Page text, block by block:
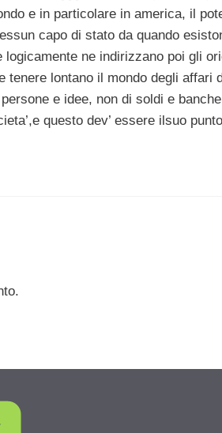
e in particolare in america, il
capo di stato da quando
logicamente ne indirizzano poi gli
tenere lontano il mondo degli affari
e idee, non di soldi e
questo dev’ essere ilsuo